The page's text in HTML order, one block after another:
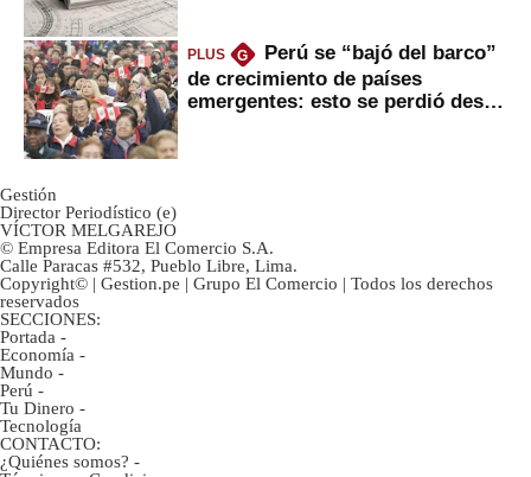
PLUS G
Perú se “bajó del barco”
de crecimiento de países
emergentes: esto se perdió desde
Gestión
Director Periodístico (e)
VÍCTOR MELGAREJO
© Empresa Editora El Comercio S.A.
Calle Paracas #532, Pueblo Libre, Lima.
Copyright© | Gestion.pe | Grupo El Comercio | Todos los derechos
reservados
SECCIONES:
Portada -
Economía -
Mundo -
Perú -
Tu Dinero -
Tecnología
CONTACTO:
¿Quiénes somos? -